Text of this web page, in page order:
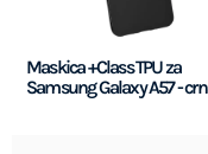
Maskica +Class TPU za
Samsung Galaxy A57 -